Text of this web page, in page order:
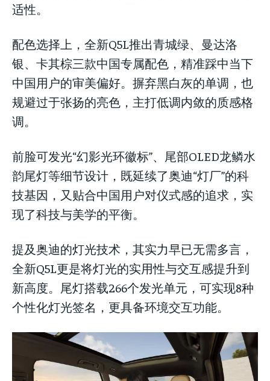
适性。
配色选择上，全新Q5L推出青城绿、曼达洛
银、卡其棕三款中国专属配色，精准踩中当下
中国用户的审美偏好。摒弃黑白灰的单调，也
规避过于张扬的亮色，主打低调内敛的质感格
调。
前脸可发光“幻影光环徽标”、尾部OLED龙鳞水
韵尾灯等细节设计，既延续了奥迪“灯厂”的科
技基因，又贴合中国用户对仪式感的追求，实
现了科技与美学的平衡。
提及奥迪的灯光技术，其实力早已无需多言，
全新Q5L更是将灯光的实用性与交互感提升到
新高度。尾灯搭载266个发光单元，可实现8种
个性化灯光签名，更具备环境交互功能。